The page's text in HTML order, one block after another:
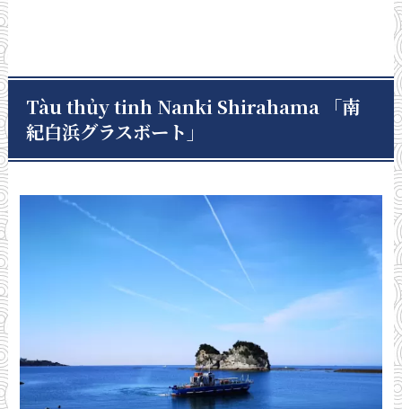
Tàu thủy tinh Nanki Shirahama 「南
紀白浜グラスボート」